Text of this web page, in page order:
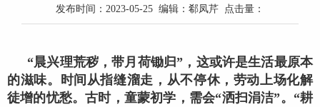
发布时间：2023-05-25 编辑：郗凤芹 点击量：
“晨兴理荒秽，带月荷锄归”，这或许是生活最原本
的滋味。时间从指缝溜走，从不停休，劳动上场化解
徒增的忧愁。古时，童蒙初学，需会“洒扫涓洁”。“耕